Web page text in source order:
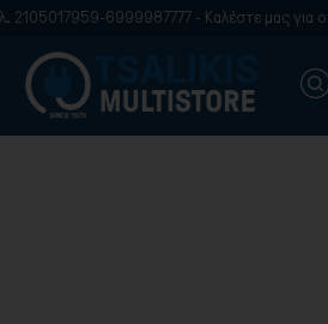
2105017959-6999987777 - Καλέστε μας για